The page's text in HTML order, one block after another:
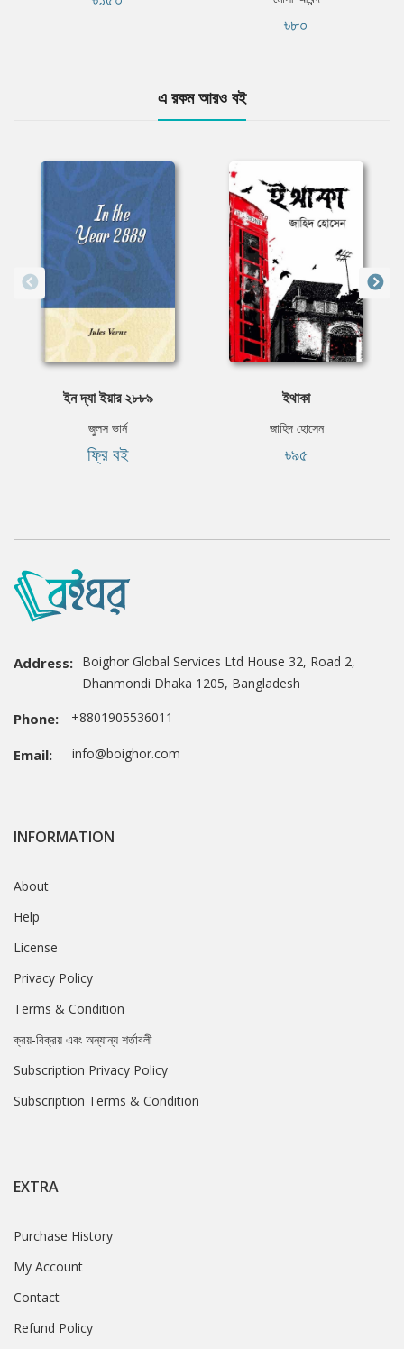
৳৮০
এ রকম আরও বই
ইন দ্যা ইয়ার ২৮৮৯
জুলস ভার্ন
ফ্রি বই
ইথাকা
জাহিদ হোসেন
৳৯৫
Address: Boighor Global Services Ltd House 32, Road 2,
Dhanmondi Dhaka 1205, Bangladesh
Phone: +8801905536011
Email: info@boighor.com
INFORMATION
About
Help
License
Privacy Policy
Terms & Condition
ক্রয়-বিক্রয় এবং অন্যান্য শর্তাবলী
Subscription Privacy Policy
Subscription Terms & Condition
EXTRA
Purchase History
My Account
Contact
Refund Policy